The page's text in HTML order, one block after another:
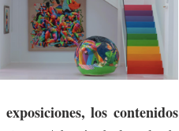
exposiciones, los contenidos